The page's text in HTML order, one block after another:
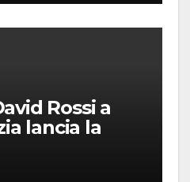
Rossi a
lancia la